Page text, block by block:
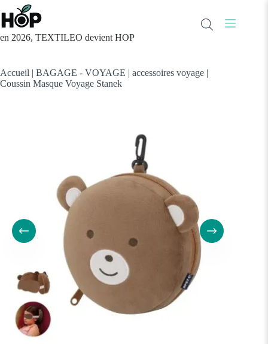
Passer
au
contenu
en 2026, TEXTILEO devient HOP
Accueil | BAGAGE - VOYAGE | accessoires voyage |
Coussin Masque Voyage Stanek